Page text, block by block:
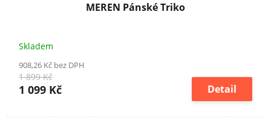
MEREN Pánské Triko
Skladem
908,26 Kč bez DPH
1 899 Kč
1 099 Kč Detail